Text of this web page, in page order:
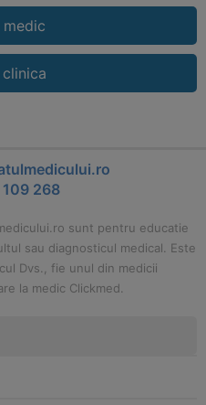
medic
268
sunt pentru educatie
sau diagnosticul medical. Este
Dvs., fie unul din medicii
la medic Clickmed.